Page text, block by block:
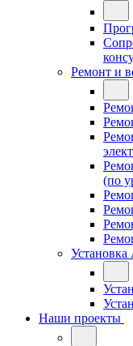
Ремонт и
(по
Наши проекты